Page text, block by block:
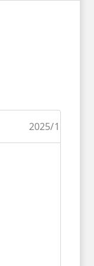
2025/11